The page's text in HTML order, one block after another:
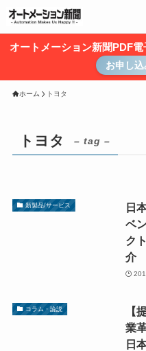
オートメーション新聞PDF
お申し
ホーム トヨタ
トヨタ – tag –
新製品/サービス
日
ベ
ク
介
コラム・論説
【
業
日